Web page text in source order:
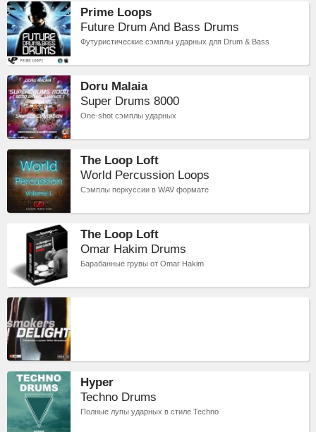
Prime Loops
Future Drum And Bass Drums
Футуристические сэмплы ударных для Drum & Bass
Doru Malaia
Super Drums 8000
One-shot сэмплы ударных
The Loop Loft
World Percussion Loops
Сэмплы перкуссии в WAV формате
The Loop Loft
Omar Hakim Drums
Барабанные грувы от Omar Hakim
Hyper
Techno Drums
Полные лупы ударных в стиле Techno